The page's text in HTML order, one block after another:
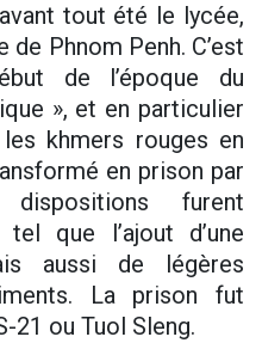
tout été le lycée,
de Phnom Penh. C’est
de l’époque du
», et en particulier
khmers rouges en
en prison par
furent
que l’ajout d’une
aussi de légères
La prison fut
21 ou Tuol Sleng.